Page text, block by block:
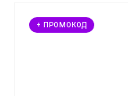
+ ПРОМОКОД